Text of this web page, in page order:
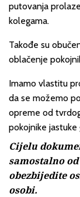
putovanja
kolegama.
Takođe su
oblačenje
Imamo vlastitu
da se možemo
opreme od
pokojnike jastuke
Cijelu
samostalno
obezbijedite
osobi.